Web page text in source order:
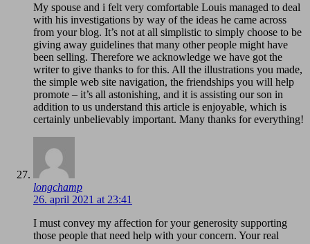
My spouse and i felt very comfortable Louis managed to deal
with his investigations by way of the ideas he came across
from your blog. It’s not at all simplistic to simply choose to be
giving away guidelines that many other people might have
been selling. Therefore we acknowledge we have got the
writer to give thanks to for this. All the illustrations you made,
the simple web site navigation, the friendships you will help
promote – it’s all astonishing, and it is assisting our son in
addition to us understand this article is enjoyable, which is
certainly unbelievably important. Many thanks for everything!
longchamp
26. april 2021 at 23:41
I must convey my affection for your generosity supporting
those people that need help with your concern. Your real